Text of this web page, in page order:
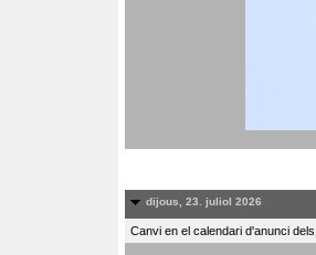
dijous, 23. juliol 2026
Canvi en el calendari d'anunci